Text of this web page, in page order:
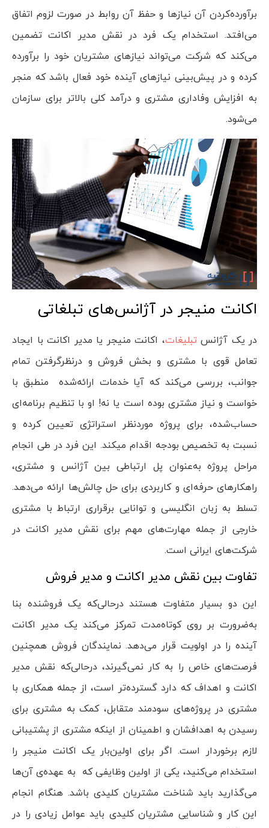
برآورده‌کردن آن نیازها و حفظ آن روابط در صورت لزوم اتفاق
می‌افتد. استخدام یک فرد در نقش مدیر اکانت تضمین
می‌کند که شرکت می‌تواند نیازهای مشتریان خود را برآورده
کرده و در پیش‌بینی نیازهای آینده خود فعال باشد که منجر
به افزایش وفاداری مشتری و درآمد کلی بالاتر برای سازمان
می‌شود.
اکانت منیجر در آژانس‌های تبلغاتی
در یک آژانستبلیغات، اکانت منیجر یا مدیر اکانت با ایجاد
تعامل قوی با مشتری و بخش فروش و درنظرگرفتن تمام
جوانب، بررسی می‌کند که آیا خدمات ارائه‌شده منطبق با
خواست و نیاز مشتری بوده است یا نه! او با تنظیم برنامه‌ا­ی
حساب‌شده، برای پروژه موردنظر استراتژی‌ تعیین کرده و
نسبت به تخصیص بودجه اقدام می­کند. این فرد در طی انجام
مراحل پروژه به‌عنوان پل ارتباطی بین آژانس و مشتری،
راهکارهای حرفه‌ای و کاربردی برای حل چالش­‌ها ارائه می‌دهد.
تسلط به زبان انگلیسی و توانایی برقراری ارتباط با مشتری
خارجی از جمله مهارت‌های مهم برای نقش مدیر اکانت در
شرکت‌های ایرانی است.
تفاوت بین نقش مدیر اکانت و مدیر فروش
این دو بسیار متفاوت هستند درحالی‌که یک فروشنده بنا
به‌ضرورت بر روی کوتاه‌مدت تمرکز می‌کند یک مدیر اکانت
آینده را در اولویت قرار می‌دهد. نمایندگان فروش همچنین
فرصت‌های خاص را به کار نمی‌گیرند، درحالی‌که نقش مدیر
اکانت و اهداف که دارد گسترده‌تر است، از جمله همکاری با
مشتری در پروژه‌های سودمند متقابل، کمک به مشتری برای
رسیدن به اهدافشان و اطمینان از اینکه مشتری از پشتیبانی
لازم برخوردار است. اگر برای اولین‌بار یک اکانت منیجر را
استخدام می‌کنید، یکی از اولین وظایفی که به عهده‌ی آن‌ها
می‌گذارید باید شناخت مشتریان کلیدی باشد. هنگام انجام
این کار و شناسایی مشتریان کلیدی باید عوامل زیادی را در